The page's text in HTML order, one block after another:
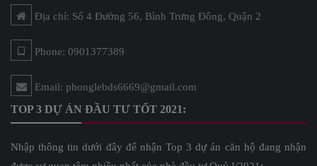
Địa chỉ: Số 4 Đường 56, Bình Trưng Đông, Quận 2
Phone: 0901377389
Email: phonglebds6669@gmail.com
TOP 3 DỰ ÁN ĐẦU TƯ TỐT 2021:
Nhập thông tin dưới đây để nhận Top 3 dự án căn hộ đang nhận